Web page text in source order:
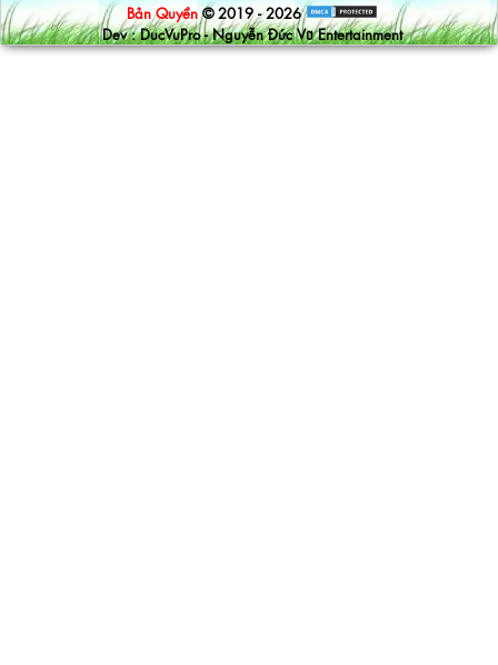
Bản Quyền © 2019 - 2026
Dev : DucVuPro - Nguyễn Đức Vũ Entertainment